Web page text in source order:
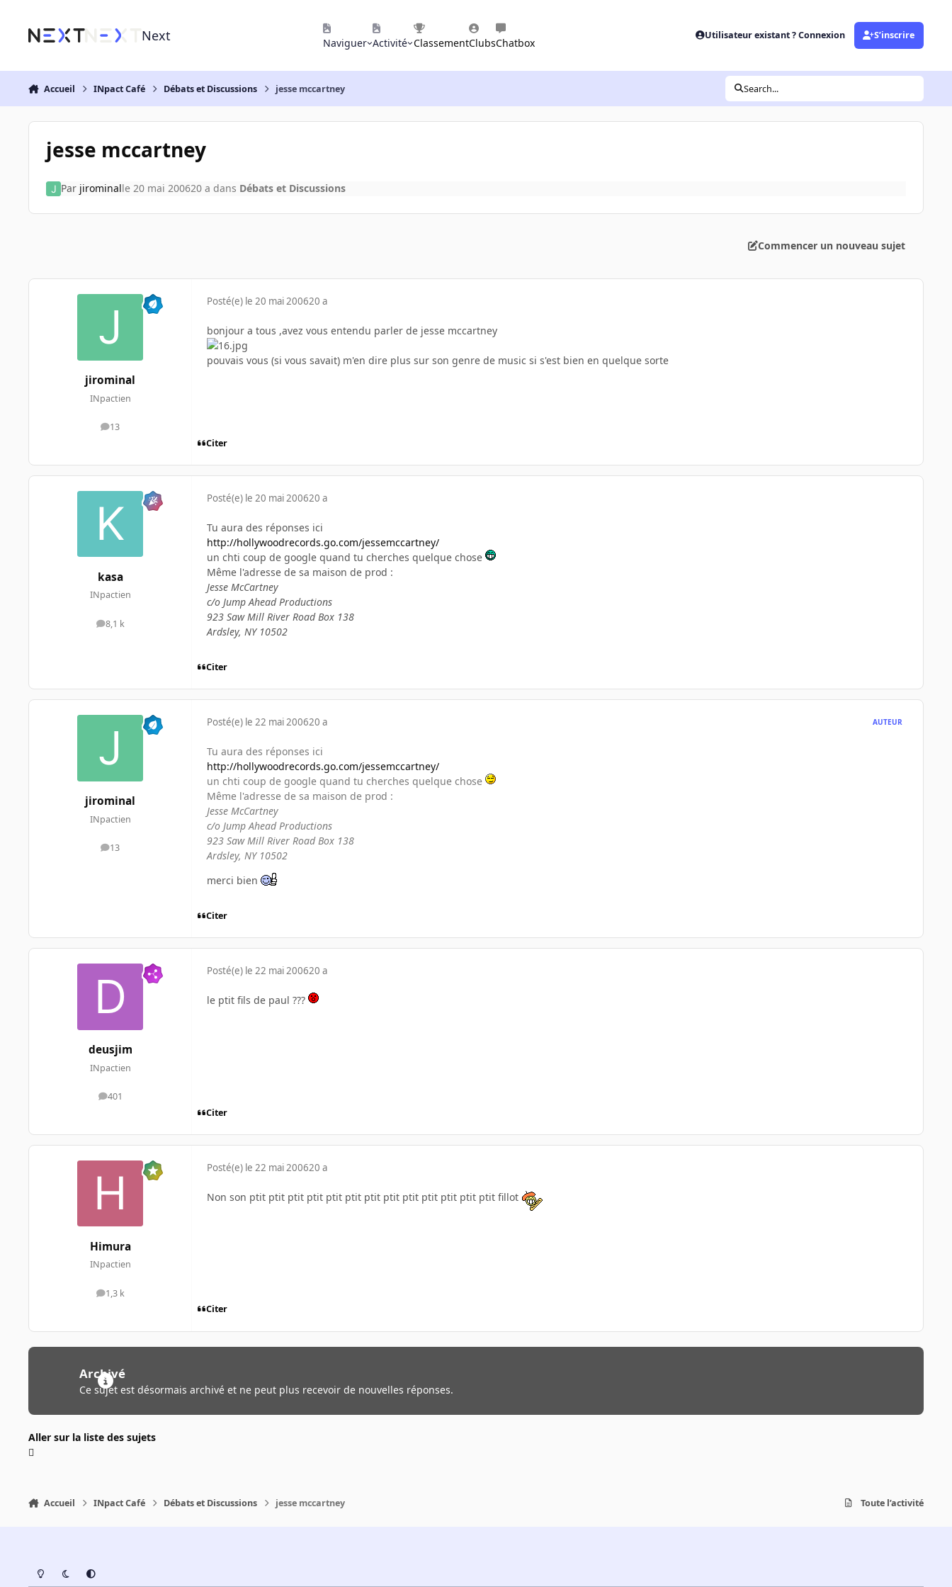
Next Naviguer Activité ClassementClubsChatbox
Utilisateur existant ? Connexion S’inscrire
Accueil INpact Café Débats et Discussions jesse mccartney Search...
jesse mccartney
Par jirominalle 20 mai 200620 a dans Débats et Discussions
Commencer un nouveau sujet
jirominal
INpactien
13
messages
Posté(e) le 20 mai 200620 a
bonjour a tous ,avez vous entendu parler de jesse mccartney
pouvais vous (si vous savait) m'en dire plus sur son genre de music si s'est bien en quelque sorte
Citer
kasa
INpactien
8,1 k
messages
Posté(e) le 20 mai 200620 a
Tu aura des réponses ici
http://hollywoodrecords.go.com/jessemccartney/
un chti coup de google quand tu cherches quelque chose
Même l'adresse de sa maison de prod :
Jesse McCartney
c/o Jump Ahead Productions
923 Saw Mill River Road Box 138
Ardsley, NY 10502
Citer
jirominal
INpactien
13
messages
Posté(e) le 22 mai 200620 a AUTEUR
Tu aura des réponses ici
http://hollywoodrecords.go.com/jessemccartney/
un chti coup de google quand tu cherches quelque chose
Même l'adresse de sa maison de prod :
Jesse McCartney
c/o Jump Ahead Productions
923 Saw Mill River Road Box 138
Ardsley, NY 10502
merci bien
Citer
deusjim
INpactien
401
messages
Posté(e) le 22 mai 200620 a
le ptit fils de paul ???
Citer
Himura
INpactien
1,3 k
messages
Posté(e) le 22 mai 200620 a
Non son ptit ptit ptit ptit ptit ptit ptit ptit ptit ptit ptit ptit ptit fillot
Citer
Archivé
Ce sujet est désormais archivé et ne peut plus recevoir de nouvelles réponses.
Aller sur la liste des sujets
Accueil INpact Café Débats et Discussions jesse mccartney Toute l’activité
Light ModeDark ModeSystem Preference